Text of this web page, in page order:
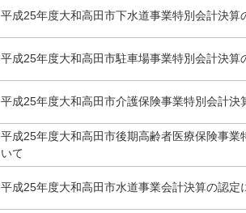
平成25年度大和高田市下水道事業特別会計決算
平成25年度大和高田市駐車場事業特別会計決算
平成25年度大和高田市介護保険事業特別会計決
平成25年度大和高田市後期高齢者医療保険事業
いて
平成25年度大和高田市水道事業会計決算の認定